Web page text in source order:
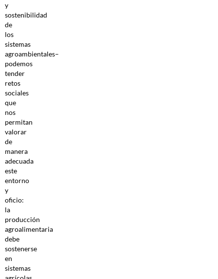
y
sostenibilidad
de
los
sistemas
agroambientales–
podemos
tender
retos
sociales
que
nos
permitan
valorar
de
manera
adecuada
este
entorno
y
oficio:
la
producción
agroalimentaria
debe
sostenerse
en
sistemas